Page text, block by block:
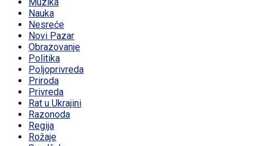
Nauka
Nesreće
Novi Pazar
Obrazovanje
Politika
Poljoprivreda
Priroda
Privreda
Rat u Ukrajini
Razonoda
Regija
Rožaje